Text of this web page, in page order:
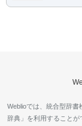
Weblioでは、統合型辞
辞典」を利用すること